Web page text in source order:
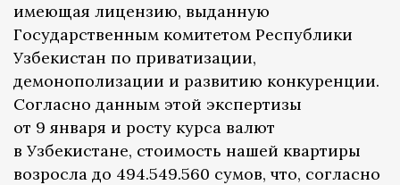
имеющая лицензию, выданную
Государственным комитетом Республики
Узбекистан по приватизации,
демонополизации и развитию конкуренции.
Согласно данным этой экспертизы
от 9 января и росту курса валют
в Узбекистане, стоимость нашей квартиры
возросла до 494.549.560 сумов, что, согласно